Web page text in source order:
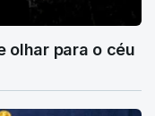
olhar para o céu